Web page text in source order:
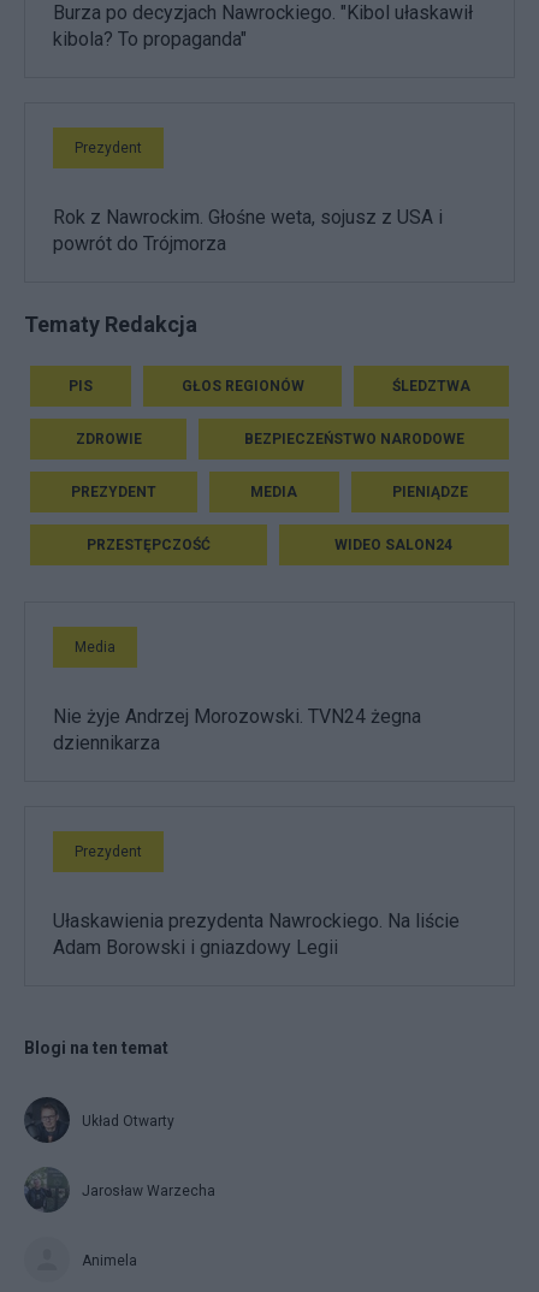
Burza po decyzjach Nawrockiego. "Kibol ułaskawił
kibola? To propaganda"
Prezydent
Rok z Nawrockim. Głośne weta, sojusz z USA i
powrót do Trójmorza
Tematy Redakcja
PIS GŁOS REGIONÓW ŚLEDZTWA
ZDROWIE BEZPIECZEŃSTWO NARODOWE
PREZYDENT MEDIA PIENIĄDZE
PRZESTĘPCZOŚĆ WIDEO SALON24
Media
Nie żyje Andrzej Morozowski. TVN24 żegna
dziennikarza
Prezydent
Ułaskawienia prezydenta Nawrockiego. Na liście
Adam Borowski i gniazdowy Legii
Blogi na ten temat
Układ Otwarty
Jarosław Warzecha
Animela